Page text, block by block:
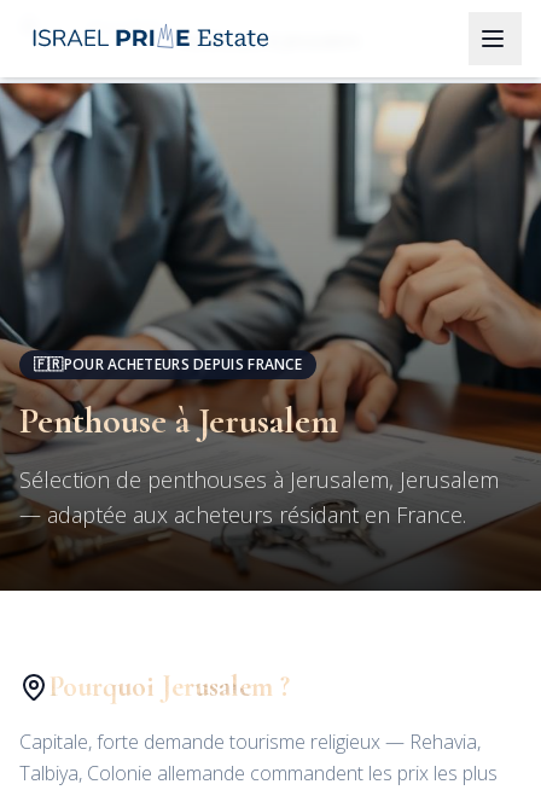
Jerusalem
Penthouse à Jerusalem
🇫🇷POUR ACHETEURS DEPUIS FRANCE
Penthouse à Jerusalem
Sélection de penthouses à Jerusalem, Jerusalem
— adaptée aux acheteurs résidant en France.
Pourquoi Jerusalem ?
Capitale, forte demande tourisme religieux — Rehavia,
Talbiya, Colonie allemande commandent les prix les plus